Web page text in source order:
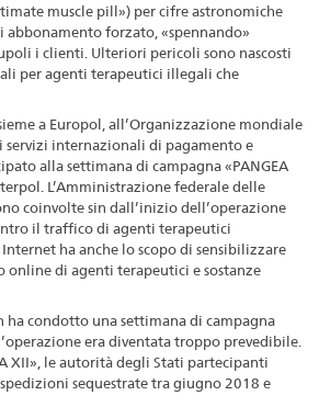
muscle pill») per cifre astronomiche
forzato, «spennando»
i clienti. Ulteriori pericoli sono nascosti
per agenti terapeutici illegali che
a Europol, all’Organizzazione mondiale
servizi internazionali di pagamento e
alla settimana di campagna «PANGEA
L’Amministrazione federale delle
coinvolte sin dall’inizio dell’operazione
il traffico di agenti terapeutici
ha anche lo scopo di sensibilizzare
online di agenti terapeutici e sostanze
ha condotto una settimana di campagna
era diventata troppo prevedibile.
XII», le autorità degli Stati partecipanti
sequestrate tra giugno 2018 e